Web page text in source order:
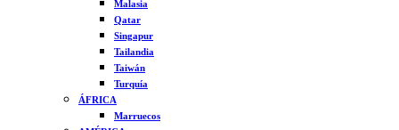
Malasia
Qatar
Singapur
Tailandia
Taiwán
Turquía
ÁFRICA
Marruecos